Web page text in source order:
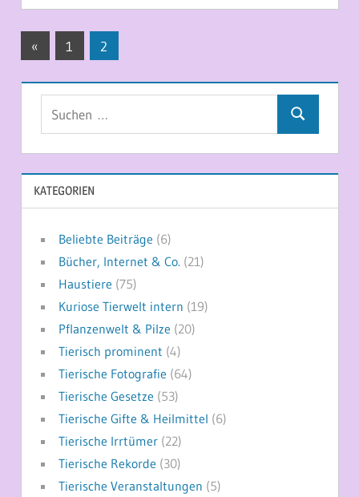
Seitennummerierung
der
Beiträge
« Vorherige
1 2
Suchen
KATEGORIEN
Beliebte Beiträge (6)
Bücher, Internet & Co. (21)
Haustiere (75)
Kuriose Tierwelt intern (19)
Pflanzenwelt & Pilze (20)
Tierisch prominent (4)
Tierische Fotografie (64)
Tierische Gesetze (53)
Tierische Gifte & Heilmittel (6)
Tierische Irrtümer(22)
Tierische Rekorde (30)
Tierische Veranstaltungen (5)